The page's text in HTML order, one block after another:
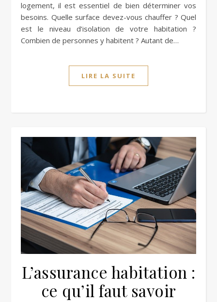
logement, il est essentiel de bien déterminer vos
besoins. Quelle surface devez-vous chauffer ? Quel
est le niveau d’isolation de votre habitation ?
Combien de personnes y habitent ? Autant de…
LIRE LA SUITE
L’assurance habitation :
ce qu’il faut savoir